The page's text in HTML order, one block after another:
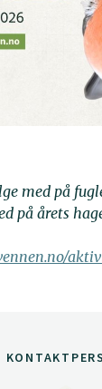
med på
på årets